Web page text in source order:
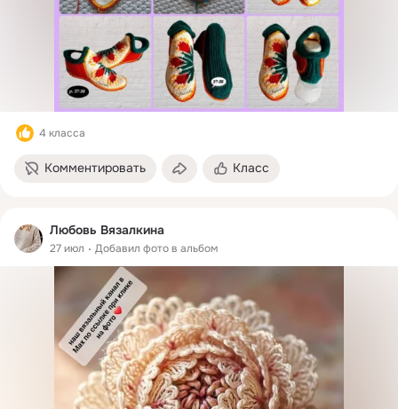
4 класса
Комментировать Класс
Любовь Вязалкина
27 июл Добавил фото в альбом